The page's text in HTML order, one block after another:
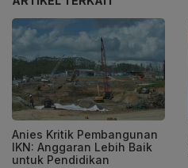
Anies Kritik Pembangunan
IKN: Anggaran Lebih Baik
untuk Pendidikan